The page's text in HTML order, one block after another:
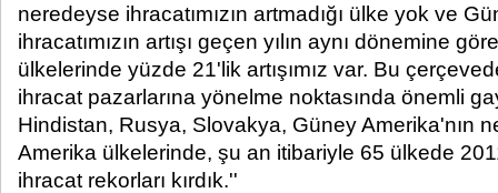
neredeyse ihracatımızın artmadığı ülke yok ve
ihracatımızın artışı geçen yılın aynı dönemine
ülkelerinde yüzde 21'lik artışımız var. Bu
ihracat pazarlarına yönelme noktasında önemli
Hindistan, Rusya, Slovakya, Güney Amerika'nın
Amerika ülkelerinde, şu an itibariyle 65 ülkede
ihracat rekorları kırdık.''